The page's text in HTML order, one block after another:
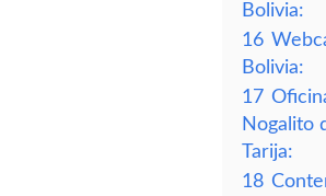
Bolivia:
16
Bolivia:
17
Nogalito
Tarija:
18